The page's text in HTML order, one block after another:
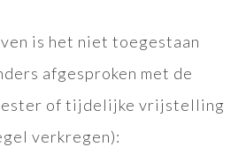
is het niet toegestaan
afgesproken met de
of tijdelijke vrijstelling
verkregen):